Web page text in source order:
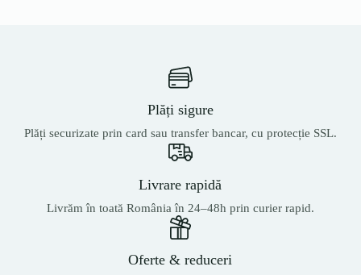
Plăți sigure
Plăți securizate prin card sau transfer bancar, cu protecție SSL.
Livrare rapidă
Livrăm în toată România în 24–48h prin curier rapid.
Oferte & reduceri